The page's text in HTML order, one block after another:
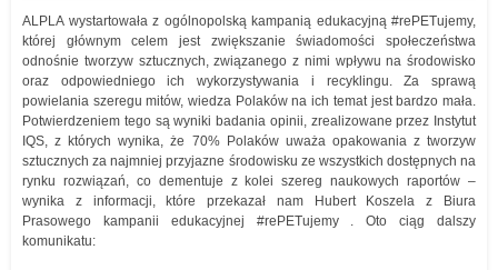
ALPLA wystartowała z ogólnopolską kampanią edukacyjną #rePETujemy,
której głównym celem jest zwiększanie świadomości społeczeństwa
odnośnie tworzyw sztucznych, związanego z nimi wpływu na środowisko
oraz odpowiedniego ich wykorzystywania i recyklingu. Za sprawą
powielania szeregu mitów, wiedza Polaków na ich temat jest bardzo mała.
Potwierdzeniem tego są wyniki badania opinii, zrealizowane przez Instytut
IQS, z których wynika, że 70% Polaków uważa opakowania z tworzyw
sztucznych za najmniej przyjazne środowisku ze wszystkich dostępnych na
rynku rozwiązań, co dementuje z kolei szereg naukowych raportów –
wynika z informacji, które przekazał nam Hubert Koszela z Biura
Prasowego kampanii edukacyjnej #rePETujemy . Oto ciąg dalszy
komunikatu: